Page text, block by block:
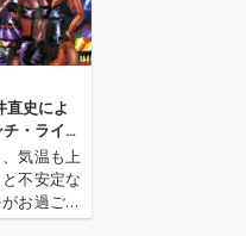
直史によ
・ライン
気温も上
不安定な
お過ごし
ライタ